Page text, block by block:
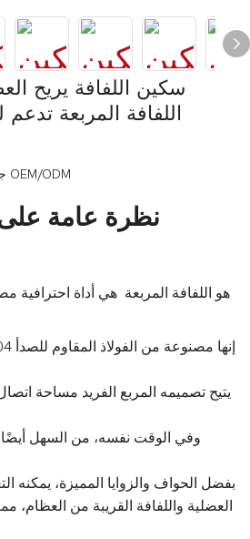
سكين اللفافة يريح
اللفافة المربعة
جودة اللفافة المربعة مضمونة OEM/ODM
نظرة عامة على
يتيح تصميمه المربع الفريد مساحة اتصال
وفي الوقت نفسه، من السهل أيضًا
بفضل الحواف والزوايا المميزة، يمكنه
العضلية واللفافة القريبة من العظام،